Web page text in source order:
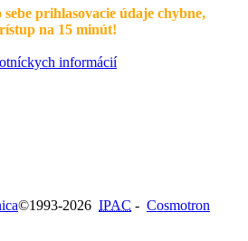
prihlasovacie údaje chybne,
na 15 minút!
©1993-2026 IPAC - Cosmotron